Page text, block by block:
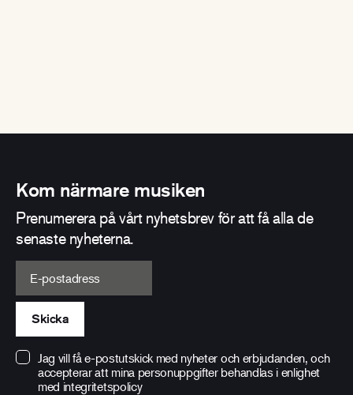
Kom närmare musiken
Prenumerera på vårt nyhetsbrev för att få alla de
senaste nyheterna.
E-postadress
Skicka
Jag vill få e-postutskick med nyheter och erbjudanden, och
accepterar att mina personuppgifter behandlas i enlighet
med integritetspolicy